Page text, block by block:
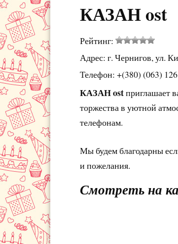
КАЗАН ost
Рейтинг:
Адрес: г. Чернигов, ул.
Телефон: +(380) (063)
КАЗАН ostприглашает
торжества в уютной
телефонам.
Мы будем благодарны
и пожелания.
Смотреть на